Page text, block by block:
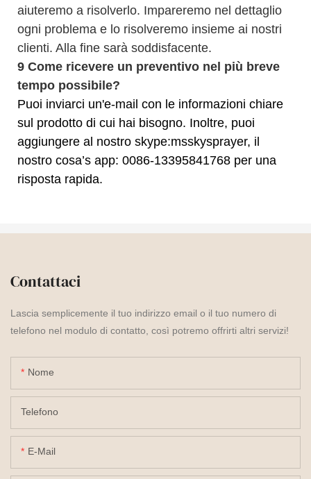
aiuteremo a risolverlo. Impareremo nel dettaglio
ogni problema e lo risolveremo insieme ai nostri
clienti. Alla fine sarà soddisfacente.
9 Come ricevere un preventivo nel più breve
tempo possibile?
Puoi inviarci un'e-mail con le informazioni chiare
sul prodotto di cui hai bisogno. Inoltre, puoi
aggiungere al nostro skype:msskysprayer, il
nostro cosa’s app: 0086-13395841768 per una
risposta rapida.
Contattaci
Lascia semplicemente il tuo indirizzo email o il tuo numero di
telefono nel modulo di contatto, così potremo offrirti altri servizi!
Nome
Telefono
E-Mail